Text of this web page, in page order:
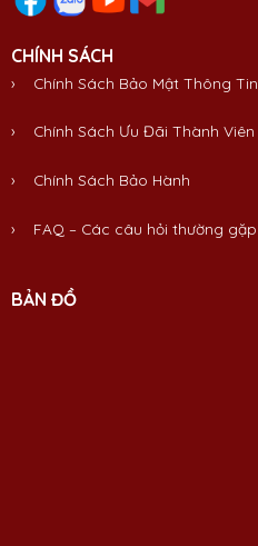
CHÍNH SÁCH
› Chính Sách Bảo Mật Thông Tin
› Chính Sách Ưu Đãi Thành Viên
› Chính Sách Bảo Hành
› FAQ – Các câu hỏi thường gặp
BẢN ĐỒ